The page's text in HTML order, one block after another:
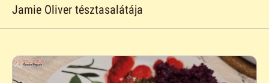
Jamie Oliver tésztasalátája